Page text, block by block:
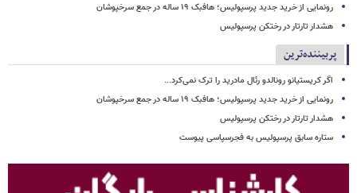
رونمایی از خرید جدید پرسپولیس؛ هافبک ۱۹ ساله در جمع سرخپوشان
هشدار تارتار در رختکن پرسپولیس
پربیننده‌ترین
اگر کریستیانو رونالدو رئال مادرید را ترک نمی‌کرد...
رونمایی از خرید جدید پرسپولیس؛ هافبک ۱۹ ساله در جمع سرخپوشان
هشدار تارتار در رختکن پرسپولیس
ستاره سابق پرسپولیس به فجرسپاسی پیوست